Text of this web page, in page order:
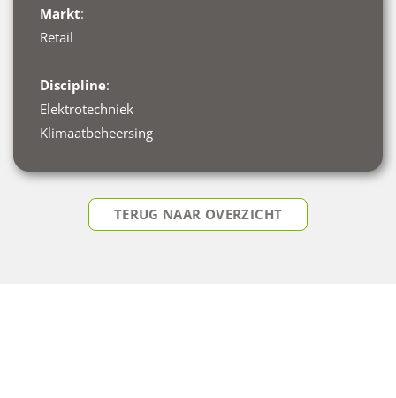
Markt:
Retail
Discipline:
Elektrotechniek
Klimaatbeheersing
TERUG NAAR OVERZICHT